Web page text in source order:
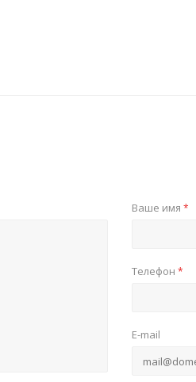
Ваше имя *
Телефон *
E-mail